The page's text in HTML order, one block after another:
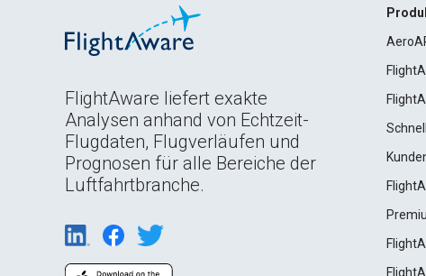
FlightAware liefert exakte
Analysen anhand von Echtzeit-
Flugdaten, Flugverläufen und
Prognosen für alle Bereiche der
Luftfahrtbranche.